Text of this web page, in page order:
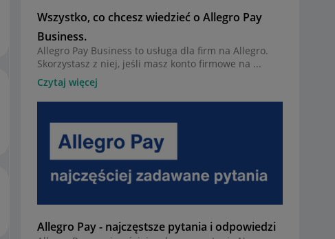
Wszystko, co chcesz wiedzieć o Allegro Pay
Business.
Allegro Pay Business to usługa dla firm na Allegro.
Skorzystasz z niej, jeśli masz konto firmowe na ...
Czytaj więcej
Allegro Pay - najczęstsze pytania i odpowiedzi